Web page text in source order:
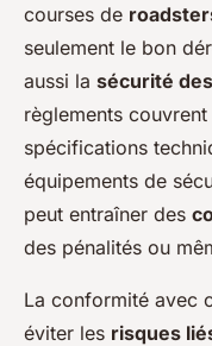
courses de
seulement le bon
aussi la sécurité
règlements
spécifications
équipements de
peut entraîner des
des pénalités ou
La conformité avec
éviter les risques